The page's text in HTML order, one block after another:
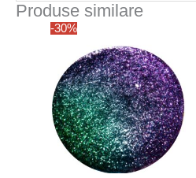
Produse similare
-30%